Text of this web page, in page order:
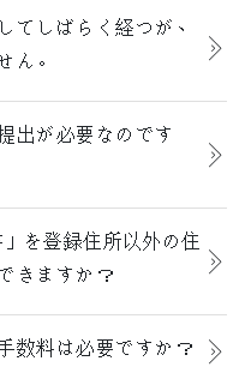
しばらく経つが、
。
出が必要なのです
を登録住所以外の住
きますか？
数料は必要ですか？